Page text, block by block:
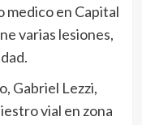
medico en Capital
varias lesiones,
Gabriel Lezzi,
vial en zona